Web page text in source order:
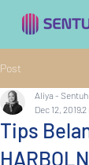
Post
Tips
Aliya - Sentuh
Dec 12, 20192